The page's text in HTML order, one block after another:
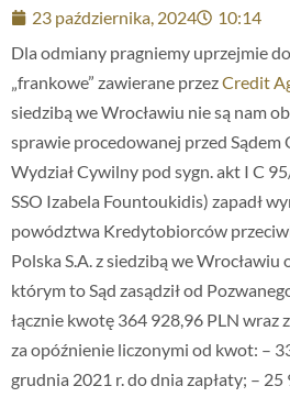
23 października, 2024
10:14
Dla odmiany pragniemy uprzejmie
„frankowe” zawierane przezCredit
siedzibą we Wrocławiu nie są nam
sprawie procedowanej przed
Wydział Cywilny pod sygn. akt I C
SSO Izabela Fountoukidis) zapadł
powództwa Kredytobiorców
Polska S.A. z siedzibą we Wrocławiu
którym to Sąd zasądził od
łącznie kwotę 364 928,96 PLN wraz
za opóźnienie liczonymi od kwot: –
grudnia 2021 r. do dnia zapłaty; –